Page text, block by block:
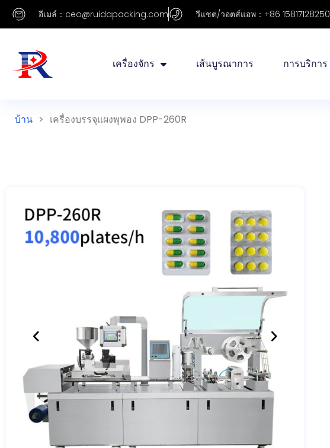
อีเมล์：ceo@ruidapacking.com วีแชต/วอตส์แอพ：+86 15817128250
เครื่องจักร เส้นบูรณาการ การบริการ
บ้าน > เครื่องบรรจุแผงพุพอง DPP-260R